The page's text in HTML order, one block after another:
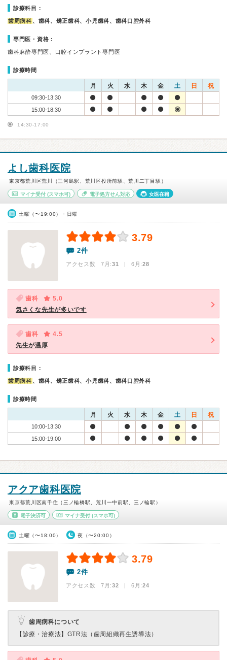
診療科目：
歯周病科 、歯科、矯正歯科、小児歯科、歯科口腔外科
専門医・資格：
歯科麻酔専門医、口腔インプラント専門医
診療時間
月 火 水 木 金 土 日 祝
09:30-13:30
15:00-18:30
14:30-17:00
よし歯科医院
東京都荒川区荒川（三河島駅、荒川区役所前駅、荒川二丁目駅）
マイナ受付 (スマホ可) 電子処方せん対応 女医在籍
土曜（〜19:00）・日曜
3.79
2件
アクセス数 7月:31 | 6月:28
歯科
5.0
気さくな先生が多いです
歯科
4.5
先生が温厚
診療科目：
歯周病科 、歯科、矯正歯科、小児歯科、歯科口腔外科
診療時間
月 火 水 木 金 土 日 祝
10:00-13:30
15:00-19:00
アクア歯科医院
東京都荒川区南千住（三ノ輪橋駅、荒川一中前駅、三ノ輪駅）
電子決済可 マイナ受付(スマホ可)
土曜（〜18:00） 夜（〜20:00）
3.79
2件
アクセス数 7月:32 | 6月:24
歯周病科について
【診療・治療法】 GTR法（歯周組織再生誘導法）